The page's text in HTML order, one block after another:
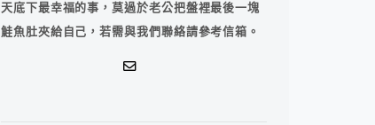
天底下最幸福的事，莫過於老公把盤裡最後一塊
鮭魚肚夾給自己，若需與我們聯絡請參考信箱。